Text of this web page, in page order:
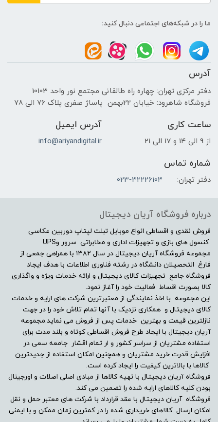
روی میز - دیواری - میز چک اوت
ما را در شبکه‌های اجتماعی دنبال کنید:
آدرس
دفتر مرکزی تهران: چهاره راه طالقانی مجتمع نور واحد 10103
فروشگاه شاهرود: خیابان 22بهمن پاساژ صفری پلاک 76 الی 78
ساعت کاری
از 9 الی 14 و 17 الی 21
آدرس ایمیل
info@ariyandigital.ir
شماره تماس
دفتر تهران: 023-32226103
درباره فروشگاه آریان دیجیتال
فروش نقدی و اقساطی انواع موبایل تبلت لپتاپ دوربین عکاسی
کنسول های بازی و تجهیزات اداری و مخابراتی سرور وUPS
مجموعه فروشگاه آریان دیجیتال در سال ۱۳۸۲ با همراهی جمعی از
فارغ التحصیلان دانشگاه در رشته فناوری اطلاعات با هدف ایجاد
فروشگاه جامع تجهیزات کالای دیجیتال و ارائه خدمات ویژه و واگذاری
کالا بصورت اقساط فعالیت خود را آغاز نمود.
این مجموعه با اخذ نمایندگی از معتبرترین شرکت های ارایه و خدمات
کالای دیجیتال و همکاری نزدیک با آنها تمام تلاش خود را در جهت
نازلترین قیمت و بهترین خدمات پس از فروش می نماید.مجموعه
آریان دیجیتال با ایجاد طرح فروش اقساطی کوتاه و بلند مدت برای
استفاده مشتریان از سراسر کشور و ار تمام اقشار جامعه سعی در
افزایش قدرت خرید مشتریان و همچنین امکان استفاده از جدیدترین
کالاها با بالاترین کیفیت را ایجاد کرده است.
فروشگاه آریان دیجیتال با تهیه کالاها از مبادی اصلی اصلات و اورجینال
بودن کلیه کالاهای ارایه شده را تضمین می کند.
فروشگاه آریان دیجیتال با عقد قرارداد با شرکت های معتبر حمل و نقل
امکان ارسال کالاهای خریداری شده را در کمترین زمان ممکن و با ایمنی